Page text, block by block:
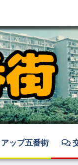
アップ五番街